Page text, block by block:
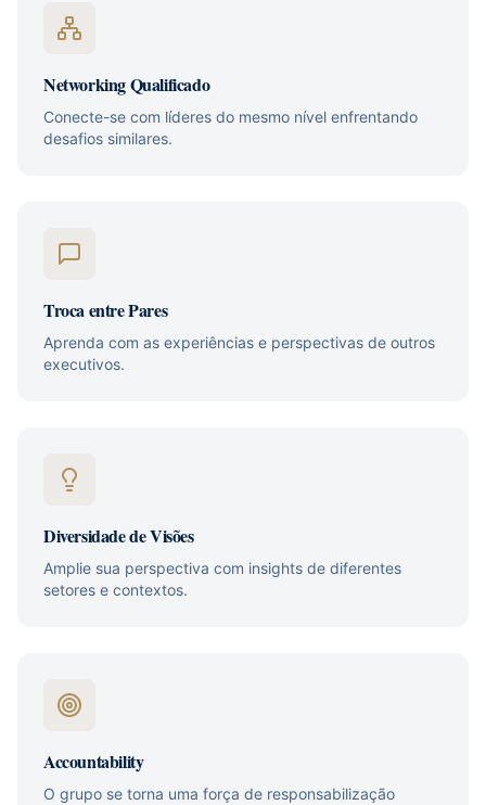
Networking Qualificado
Conecte-se com líderes do mesmo nível enfrentando
desafios similares.
Troca entre Pares
Aprenda com as experiências e perspectivas de outros
executivos.
Diversidade de Visões
Amplie sua perspectiva com insights de diferentes
setores e contextos.
Accountability
O grupo se torna uma força de responsabilização